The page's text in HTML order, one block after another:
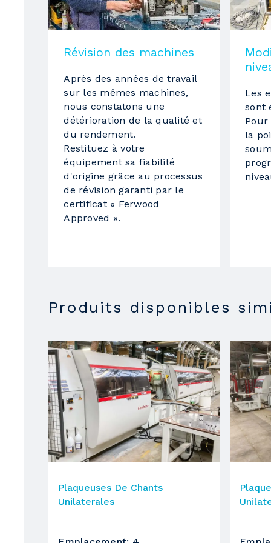
Vitesse d'avance max.
Pression supérieure
Pression avec
Guide d'appui du panneau
avec positionnement à partir du CN
Groupes opérateurs dans la zone de calibrage
Groupe
Modèle fabricant
Modèle fabricant
intervention temporisée
puissance moteur
n° tr/min.
Groupe
Modèle fabricant
Révision des machines
Après des années de travail
sur les mêmes machines,
nous constatons une
détérioration de la qualité et
du rendement.
Restituez à votre
équipement sa fiabilité
d'origine grâce au processus
de révision garanti par le
certificat « Ferwood
Approved ».
Les
sont
la
Produits disponibles
Plaqueuses De Chants
Unilaterales